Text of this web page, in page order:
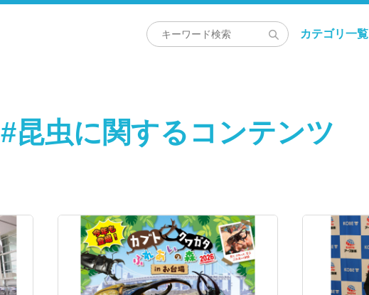
カテゴリ一覧
#昆虫に関するコンテンツ